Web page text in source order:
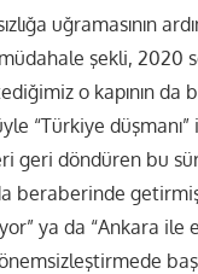
uğramasının
şekli, 2020
o kapının da
“Türkiye düşmanı”
geri döndüren bu
beraberinde
ya da “Ankara ile
önemsizleştirmede